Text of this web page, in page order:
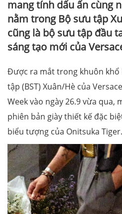
mang tính dấu ấn cùng
nằm trong Bộ sưu tập
cũng là bộ sưu tập đầu
sáng tạo mới của
Được ra mắt trong khuôn
tập (BST) Xuân/Hè của
Week vào ngày 26.9 vừa qua,
phiên bản giày thiết kế đặc
biểu tượng của Onitsuka Tiger.